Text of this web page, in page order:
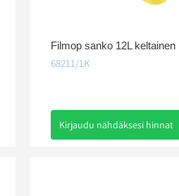
Filmop sanko 12L keltainen
68211/1K
Kirjaudu nähdäksesi hinnat